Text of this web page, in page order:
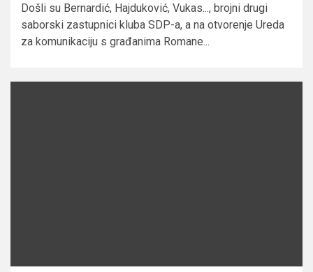
Došli su Bernardić, Hajduković, Vukas..., brojni drugi
saborski zastupnici kluba SDP-a, a na otvorenje Ureda
za komunikaciju s građanima Romane...